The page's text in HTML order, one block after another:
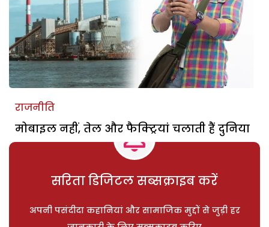
राजनीति
मोबाइल नहीं, तेल और फैक्ट्रियां चलाती हैं दुनिया
सरिता डिजिटल सब्सक्राइब करें
अपनी पसंदीदा कहानियां और सामाजिक मुद्दों से जुड़ी हर